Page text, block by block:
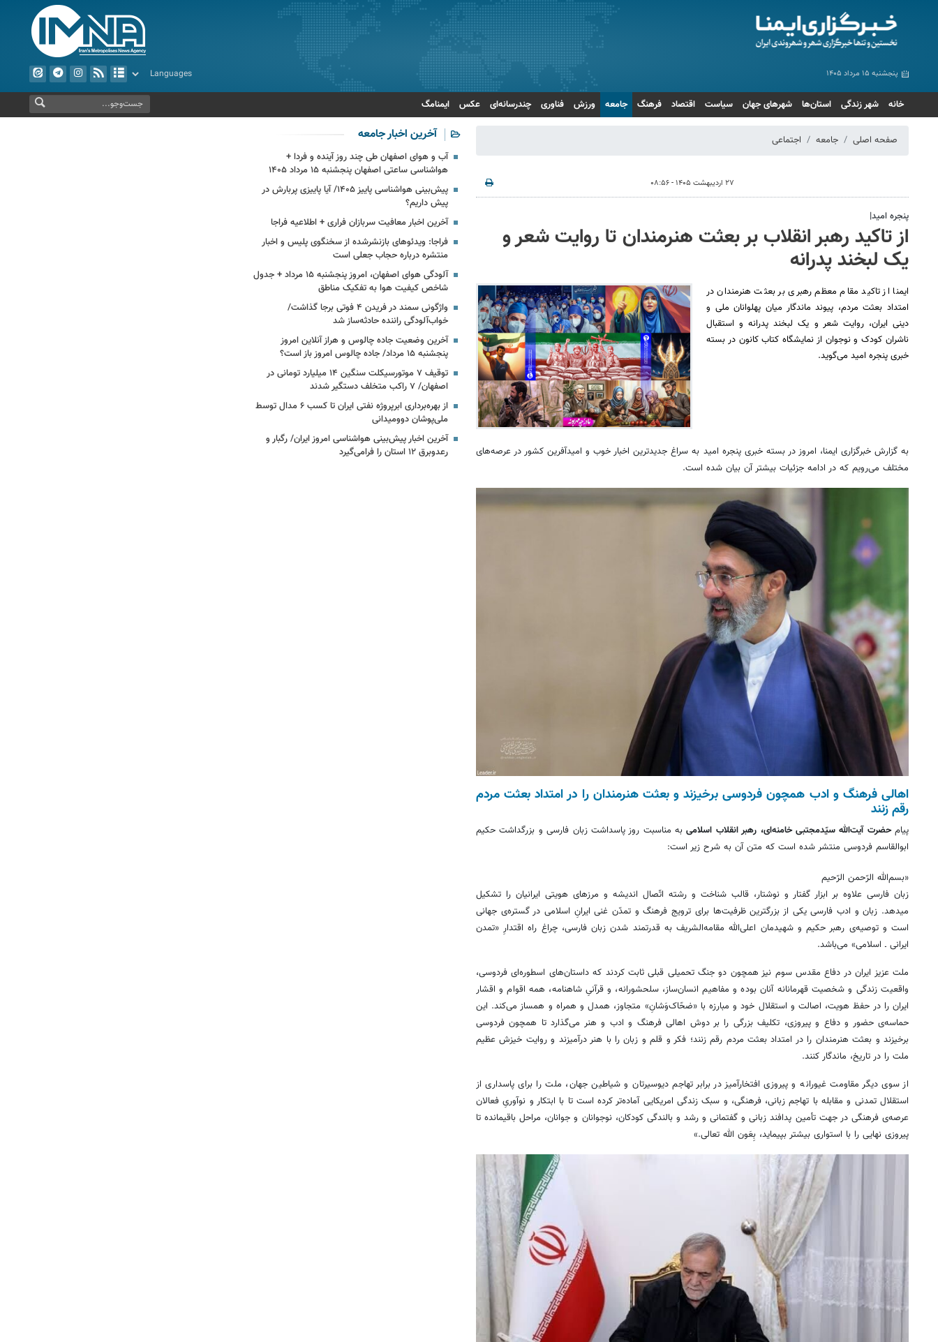
پنجشنبه ۱۵ مرداد ۱۴۰۵
خانه شهر زندگی استان‌ها شهرهای جهان سیاست اقتصاد فرهنگ جامعه ورزش فناوری چندرسانه‌ای عکس ایمنامگ
صفحه اصلی جامعه اجتماعی
۲۷ اردیبهشت ۱۴۰۵ - ۰۸:۵۶
پنجره امید|
از تاکید رهبر انقلاب بر بعثت هنرمندان تا روایت شعر و
یک لبخند پدرانه
ایمنا از تاکید مقام معظم رهبری بر بعثت هنرمندان در
امتداد بعثت مردم، پیوند ماندگار میان پهلوانان ملی و
دینی ایران، روایت شعر و یک لبخند پدرانه و استقبال
ناشران کودک و نوجوان از نمایشگاه کتاب کانون در بسته
خبری پنجره امید می‌گوید.
به گزارش خبرگزاری ایمنا، امروز در بسته خبری پنجره امید به سراغ جدیدترین اخبار خوب و امیدآفرین کشور در عرصه‌های
مختلف می‌رویم که در ادامه جزئیات بیشتر آن بیان شده است.
اهالی فرهنگ و ادب همچون فردوسی برخیزند و بعثت هنرمندان را در امتداد بعثت مردم
رقم زنند
پیامحضرت آیت‌الله سیّدمجتبی خامنه‌ای، رهبر انقلاب اسلامیبه مناسبت روز پاسداشت زبان فارسی و بزرگداشت حکیم
ابوالقاسم فردوسی منتشر شده است که متن آن به شرح زیر است:
«بسم‌الله الرّحمن الرّحیم
زبان فارسی علاوه بر ابزار گفتار و نوشتار، قالب شناخت و رشته‌ اتّصال اندیشه و مرزهای هویتی ایرانیان را تشکیل
میدهد. زبان و ادب فارسی یکی از بزرگترین ظرفیت‌ها برای ترویج فرهنگ و تمدّن غنی ایرانِ اسلامی در گستره‌ی جهانی
است و توصیه‌ی رهبر حکیم و شهیدمان اعلی‌الله مقامه‌الشریف به قدرتمند شدن زبان فارسی، چراغ راه اقتدارِ «تمدن
ایرانی ـ اسلامی» می‌باشد.
ملت عزیز ایران در دفاع مقدس سوم نیز همچون دو جنگ تحمیلی قبلی ثابت کردند که داستان‌های اسطوره‌ای فردوسی،
واقعیت زندگی و شخصیت قهرمانانه‌ آنان بوده و مفاهیم انسان‌ساز، سلحشورانه، و قرآنیِ شاهنامه، همه‌ اقوام و اقشار
ایران را در حفظ هویت، اصالت و استقلال خود و مبارزه با «ضحّاک‌وَشانِ» متجاوز، همدل و همراه و همساز می‌کند. این
حماسه‌ی حضور و دفاع و پیروزی، تکلیف بزرگی را بر دوش اهالی فرهنگ و ادب و هنر می‌گذارد تا همچون فردوسی
برخیزند و بعثت هنرمندان را در امتداد بعثت مردم رقم زنند؛ فکر و قلم و زبان را با هنر درآمیزند و روایت خیزش عظیم
ملت را در تاریخ، ماندگار کنند.
از سوی دیگر مقاومت غیورانه و پیروزی افتخارآمیز در برابر تهاجم دیوسیرتان و شیاطین جهان، ملت را برای پاسداری از
استقلال تمدنی و مقابله با تهاجم زبانی، فرهنگی، و سبک زندگی امریکایی آماده‌تر کرده است تا با ابتکار و نوآوریِ فعالان
عرصه‌ی فرهنگی در جهت تأمین پدافند زبانی و گفتمانی و رشد و بالندگی کودکان، نوجوانان و جوانان، مراحل باقیمانده تا
پیروزی نهایی را با استواری بیشتر بپیماید، بِعَون‌ الله تعالی.»
آخرین اخبار جامعه
آب و هوای اصفهان طی چند روز آینده و فردا +
هواشناسی ساعتی اصفهان پنجشنبه ۱۵ مرداد ۱۴۰۵
پیش‌بینی هواشناسی پاییز ۱۴۰۵/ آیا پاییزی پربارش در
پیش داریم؟
آخرین اخبار معافیت سربازان فراری + اطلاعیه فراجا
فراجا: ویدئوهای بازنشرشده از سخنگوی پلیس و اخبار
منتشره درباره حجاب جعلی است
آلودگی هوای اصفهان، امروز پنجشنبه ۱۵ مرداد + جدول
شاخص کیفیت هوا به تفکیک مناطق
واژگونی سمند در فریدن ۴ فوتی برجا گذاشت/
خواب‌آلودگی راننده حادثه‌ساز شد
آخرین وضعیت جاده چالوس و هراز آنلاین امروز
پنجشنبه ۱۵ مرداد/ جاده چالوس امروز باز است؟
توقیف ۷ موتورسیکلت سنگین ۱۴ میلیارد تومانی در
اصفهان/ ۷ راکب متخلف دستگیر شدند
از بهره‌برداری ابرپروژه نفتی ایران تا کسب ۶ مدال توسط
ملی‌پوشان دوومیدانی
آخرین اخبار پیش‌بینی هواشناسی امروز ایران/ رگبار و
رعدوبرق ۱۲ استان را فرامی‌گیرد